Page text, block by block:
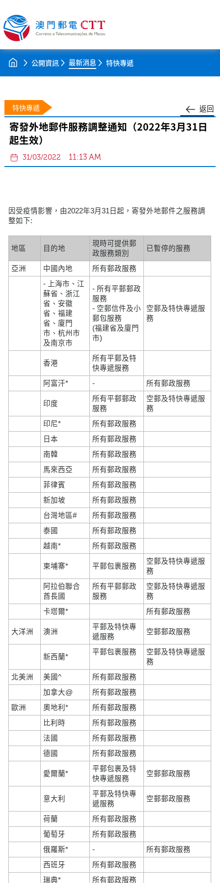
公開資訊 最新消息 特快專遞
返回
特快專遞
寄發外地郵件服務調整通知（2022年3月31日
起生效）
31/03/2022 11:13 AM
因受疫情影響，由2022年3月31日起，寄發外地郵件之服務調
整如下:
地區 目的地
現時可提供郵
政服務類別
已暫停的服務
亞洲 中國內地
所有郵政服務
- 上海市、江
蘇省、浙江
省、安徽
省、福建
省、廈門
市、杭州市
及南京市
- 所有平郵郵政
服務
- 空郵信件及小
郵包服務
(福建省及廈門
市)
空郵及特快專遞服
務
香港
所有平郵及特
快專遞服務
阿富汗*
- 所有郵政服務
印度
所有平郵郵政
服務
空郵及特快專遞服
務
印尼*
所有郵政服務
日本
所有郵政服務
南韓
所有郵政服務
馬來西亞
所有郵政服務
菲律賓
所有郵政服務
新加坡
所有郵政服務
台灣地區#
所有郵政服務
泰國
所有郵政服務
越南*
所有郵政服務
柬埔寨* 平郵包裹服務
空郵及特快專遞服
務
阿拉伯聯合
酋長國
所有平郵郵政
服務
空郵及特快專遞服
務
卡塔爾*
所有郵政服務
大洋洲 澳洲
平郵及特快專
遞服務
空郵郵政服務
新西蘭*
平郵包裹服務
空郵及特快專遞服
務
北美洲
美國^
所有郵政服務
加拿大@
所有郵政服務
歐洲
奧地利*
所有郵政服務
比利時
所有郵政服務
法國
所有郵政服務
德國
所有郵政服務
愛爾蘭*
平郵包裹及特
快專遞服務
空郵郵政服務
意大利
平郵及特快專
遞服務
空郵郵政服務
荷蘭
所有郵政服務
葡萄牙
所有郵政服務
俄羅斯*
-
所有郵政服務
西班牙
所有郵政服務
瑞典*
所有郵政服務